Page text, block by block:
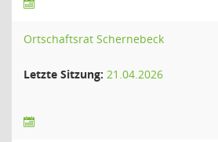
Ortschaftsrat Schernebeck
Letzte Sitzung: 21.04.2026